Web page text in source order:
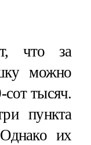
что за
можно
тысяч.
пункта
их